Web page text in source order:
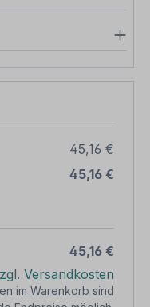
45,16 €
45,16 €
45,16 €
Versandkosten
im Warenkorb sind